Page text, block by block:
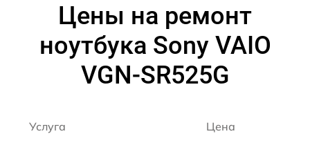
Цены на ремонт
ноутбука Sony VAIO
VGN-SR525G
Услуга Цена